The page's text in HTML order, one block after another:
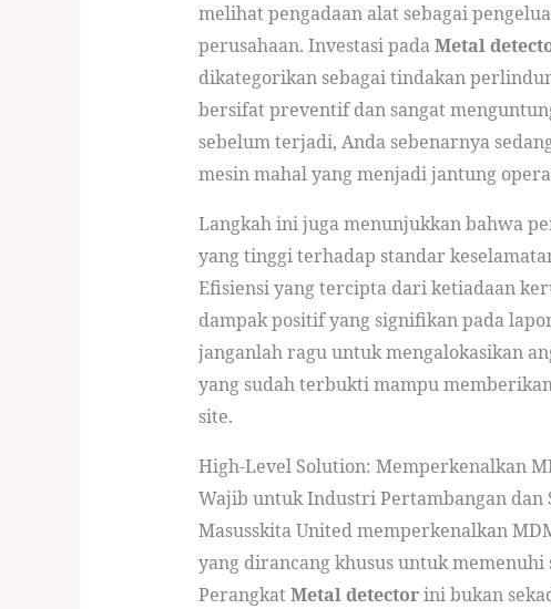
melihat pengadaan alat sebagai
perusahaan. Investasi padaMetal
dikategorikan sebagai tindakan
bersifat preventif dan sangat
sebelum terjadi, Anda sebenarnya
mesin mahal yang menjadi jantung
Langkah ini juga menunjukkan bahwa
yang tinggi terhadap standar
Efisiensi yang tercipta dari ketiadaan
dampak positif yang signifikan pada
janganlah ragu untuk mengalokasikan
yang sudah terbukti mampu
site.
High-Level Solution: Memperkenalkan
Wajib untuk Industri Pertambangan dan
Masusskita United memperkenalkan
yang dirancang khusus untuk
PerangkatMetal detectorini bukan